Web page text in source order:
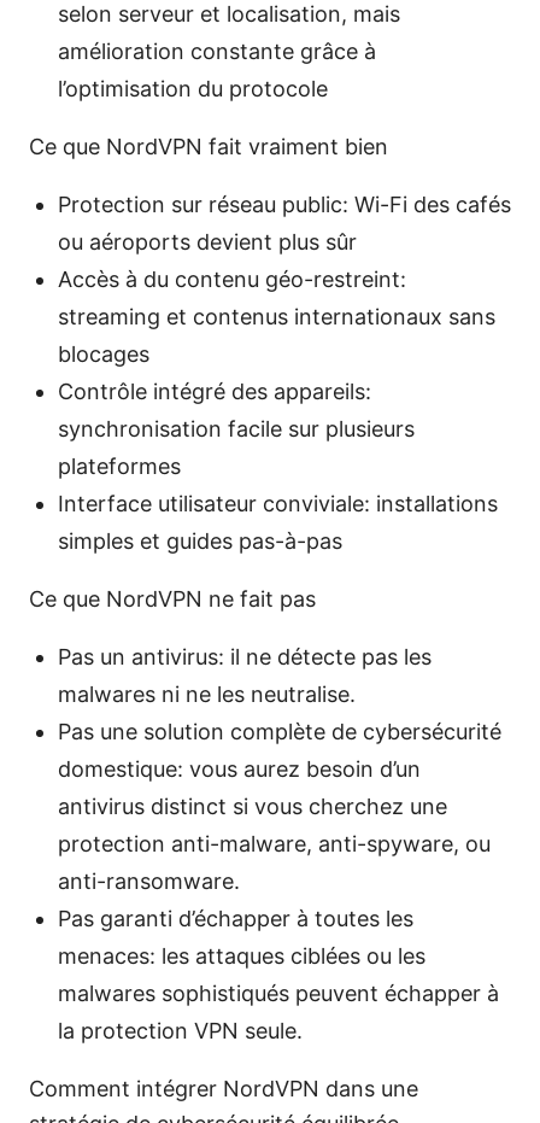
selon serveur et localisation, mais
amélioration constante grâce à
l’optimisation du protocole
Ce que NordVPN fait vraiment bien
Protection sur réseau public: Wi-Fi des cafés
ou aéroports devient plus sûr
Accès à du contenu géo-restreint:
streaming et contenus internationaux sans
blocages
Contrôle intégré des appareils:
synchronisation facile sur plusieurs
plateformes
Interface utilisateur conviviale: installations
simples et guides pas-à-pas
Ce que NordVPN ne fait pas
Pas un antivirus: il ne détecte pas les
malwares ni ne les neutralise.
Pas une solution complète de cybersécurité
domestique: vous aurez besoin d’un
antivirus distinct si vous cherchez une
protection anti-malware, anti-spyware, ou
anti-ransomware.
Pas garanti d’échapper à toutes les
menaces: les attaques ciblées ou les
malwares sophistiqués peuvent échapper à
la protection VPN seule.
Comment intégrer NordVPN dans une